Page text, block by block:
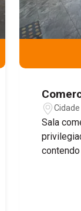
Sala
água, energia
visita